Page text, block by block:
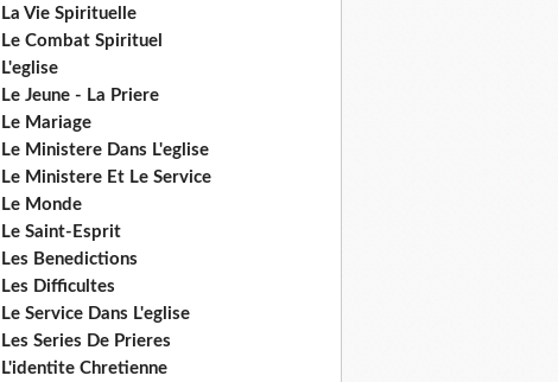
La Vie Spirituelle
Le Combat Spirituel
L'eglise
Le Jeune - La Priere
Le Mariage
Le Ministere Dans L'eglise
Le Ministere Et Le Service
Le Monde
Le Saint-Esprit
Les Benedictions
Les Difficultes
Le Service Dans L'eglise
Les Series De Prieres
L'identite Chretienne